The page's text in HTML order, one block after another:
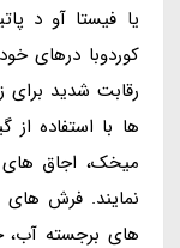
یا فیستا آو د
کوردوبا درهای
رقابت شدید برای
ها با استفاده
میخک، اجاق های
نمایند. فرش
های برجسته آب،